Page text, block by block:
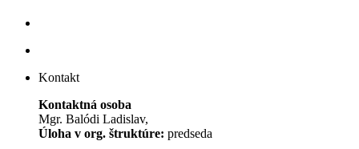
Kontakt
Kontaktná osoba
Mgr. Balódi Ladislav,
Úloha v org. štruktúre: predseda